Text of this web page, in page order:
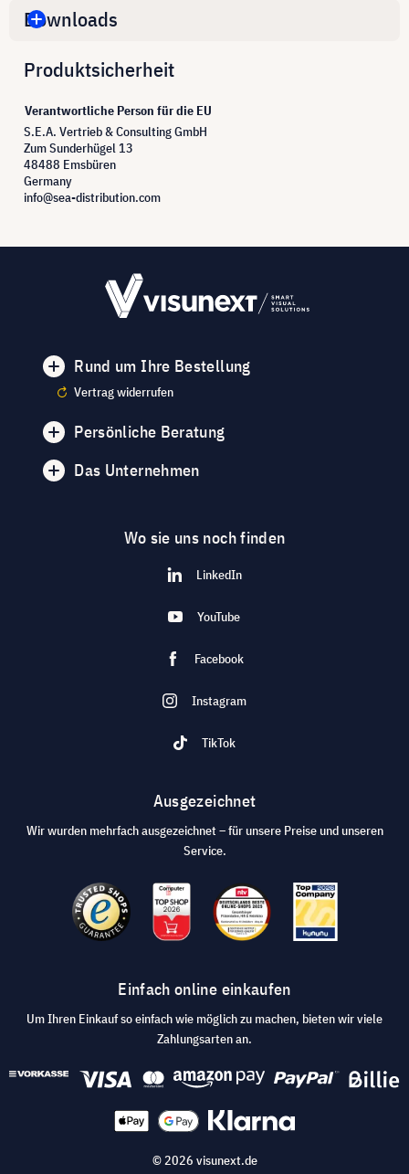
Downloads
Produktsicherheit
Verantwortliche Person für die EU
S.E.A. Vertrieb & Consulting GmbH
Zum Sunderhügel 13
48488 Emsbüren
Germany
info@sea-distribution.com
Rund um Ihre Bestellung
Vertrag widerrufen
Persönliche Beratung
Das Unternehmen
Wo sie uns noch finden
LinkedIn
YouTube
Facebook
Instagram
TikTok
Ausgezeichnet
Wir wurden mehrfach ausgezeichnet – für unsere Preise und unseren
Service.
Einfach online einkaufen
Um Ihren Einkauf so einfach wie möglich zu machen, bieten wir viele
Zahlungsarten an.
© 2026 visunext.de